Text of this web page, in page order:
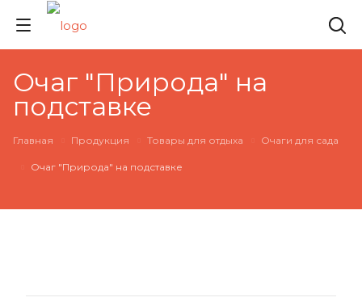
Очаг "Природа" на
подставке
Главная Продукция Товары для отдыха Очаги для сада
Очаг "Природа" на подставке